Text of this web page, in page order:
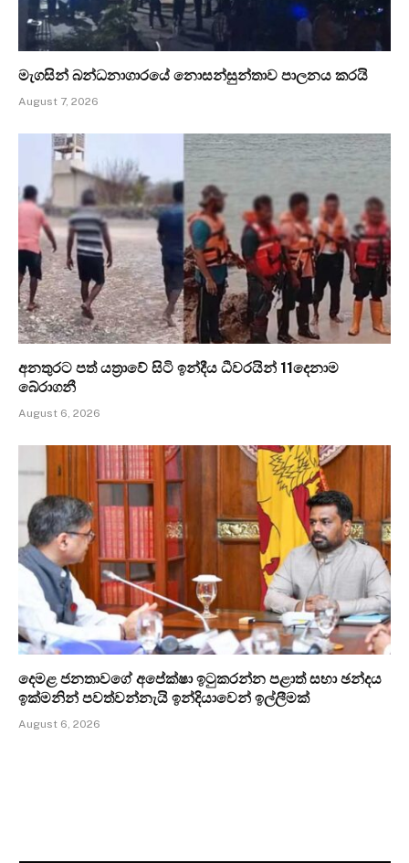
මැගසින් බන්ධනාගාරයේ නොසන්සුන්තාව පාලනය කරයි
August 7, 2026
අනතුරට පත් යත්‍රාවේ සිටි ඉන්දීය ධීවරයින් 11දෙනාම
බේරාගනී
August 6, 2026
දෙමළ ජනතාවගේ අපේක්ෂා ඉටුකරන්න පළාත් සභා ඡන්දය
ඉක්මනින් පවත්වන්නැයි ඉන්දියාවෙන් ඉල්ලීමක්
August 6, 2026